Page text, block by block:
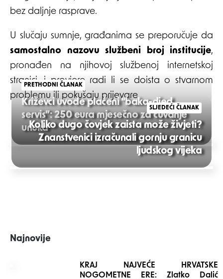
bez daljnje rasprave.
U slučaju sumnje, građanima se preporučuje da
samostalno nazovu službeni broj institucije,
pronađen na njihovoj službenoj internetskoj
stranici, i provjere radi li se doista o stvarnom
problemu ili pokušaju prijevare.
Post
navigation
PRETHODNI ČLANAK
Križevci uvode plaćeni “baka-djed
servis”: 250 eura mjesečno za čuvanje
unuka
SLJEDEĆI ČLANAK
Koliko dugo čovjek zaista može živjeti?
Znanstvenici izračunali gornju granicu
ljudskog vijeka
Najnovije
KRAJ NAJVEĆE HRVATSKE
NOGOMETNE ERE: Zlatko Dalić